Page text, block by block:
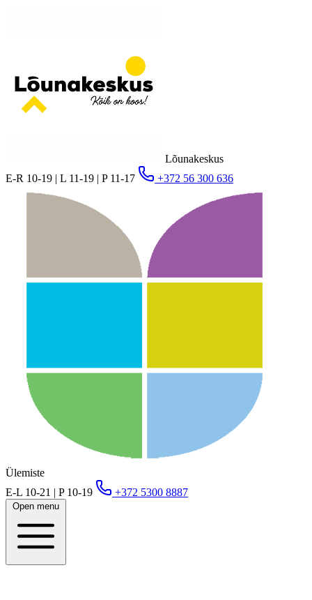
Lõunakeskus
E-R 10-19 | L 11-19 | P 11-17
+372 56 300 636
Ülemiste
E-L 10-21 | P 10-19
+372 5300 8887
Open menu